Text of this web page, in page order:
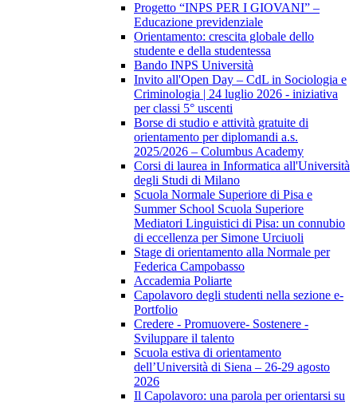
Progetto “INPS PER I GIOVANI” –
Educazione previdenziale
Orientamento: crescita globale dello
studente e della studentessa
Bando INPS Università
Invito all'Open Day – CdL in Sociologia e
Criminologia | 24 luglio 2026 - iniziativa
per classi 5° uscenti
Borse di studio e attività gratuite di
orientamento per diplomandi a.s.
2025/2026 – Columbus Academy
Corsi di laurea in Informatica all'Università
degli Studi di Milano
Scuola Normale Superiore di Pisa e
Summer School Scuola Superiore
Mediatori Linguistici di Pisa: un connubio
di eccellenza per Simone Urciuoli
Stage di orientamento alla Normale per
Federica Campobasso
Accademia Poliarte
Capolavoro degli studenti nella sezione e-
Portfolio
Credere - Promuovere- Sostenere -
Sviluppare il talento
Scuola estiva di orientamento
dell’Università di Siena – 26-29 agosto
2026
Il Capolavoro: una parola per orientarsi su